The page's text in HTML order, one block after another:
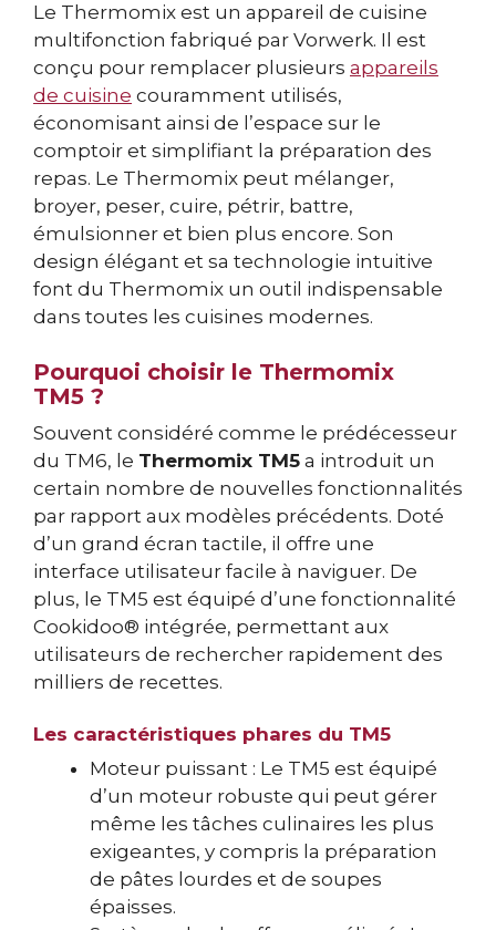
Le Thermomix est un appareil de cuisine
multifonction fabriqué par Vorwerk. Il est
conçu pour remplacer plusieurs appareils
de cuisine couramment utilisés,
économisant ainsi de l’espace sur le
comptoir et simplifiant la préparation des
repas. Le Thermomix peut mélanger,
broyer, peser, cuire, pétrir, battre,
émulsionner et bien plus encore. Son
design élégant et sa technologie intuitive
font du Thermomix un outil indispensable
dans toutes les cuisines modernes.
Pourquoi choisir le Thermomix
TM5 ?
Souvent considéré comme le prédécesseur
du TM6, le Thermomix TM5 a introduit un
certain nombre de nouvelles fonctionnalités
par rapport aux modèles précédents. Doté
d’un grand écran tactile, il offre une
interface utilisateur facile à naviguer. De
plus, le TM5 est équipé d’une fonctionnalité
Cookidoo® intégrée, permettant aux
utilisateurs de rechercher rapidement des
milliers de recettes.
Les caractéristiques phares du TM5
Moteur puissant : Le TM5 est équipé
d’un moteur robuste qui peut gérer
même les tâches culinaires les plus
exigeantes, y compris la préparation
de pâtes lourdes et de soupes
épaisses.